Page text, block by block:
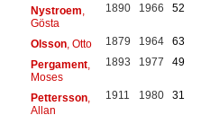
Nystroem
Gösta
1890 1966 52
Olsson, Otto 1879 1964
63
Pergament,
Moses
1893 1977 49
Pettersson,
Allan
1911 1980 31